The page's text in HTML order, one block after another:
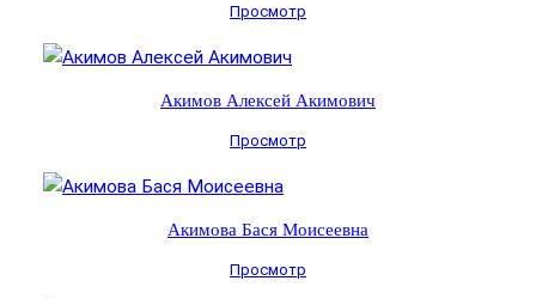
Просмотр
Акимов Алексей Акимович
Просмотр
Акимова Бася Моисеевна
Просмотр